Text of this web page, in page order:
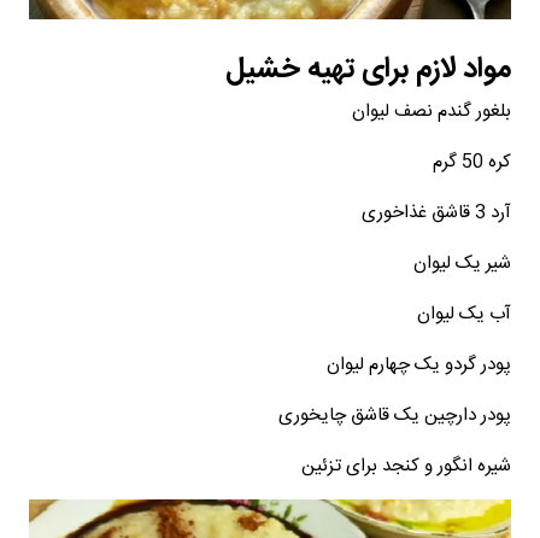
مواد لازم برای تهیه خشیل
بلغور گندم نصف لیوان
کره 50 گرم
آرد 3 قاشق غذاخوری
شیر یک لیوان
آب یک لیوان
پودر گردو یک چهارم لیوان
پودر دارچین یک قاشق چایخوری
شیره انگور و کنجد برای تزئین